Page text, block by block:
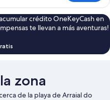
crédito OneKeyCash en
te llevan a más aventuras!
zona
de la playa de Arraial do